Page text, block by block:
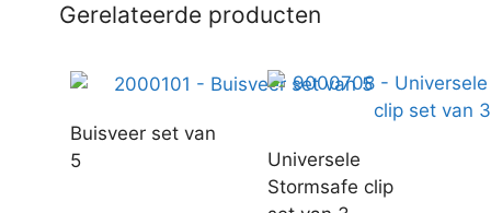
Gerelateerde producten
Buisveer set van
5
Universele
Stormsafe clip